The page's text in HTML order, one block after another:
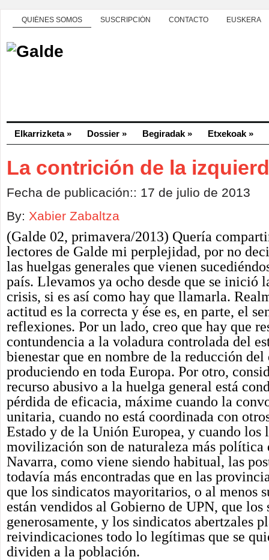
QUIÉNES SOMOS SUSCRIPCIÓN CONTACTO EUSKERA
Elkarrizketa» Dossier » Begiradak » Etxekoak »
La contrición de la
Fecha de publicación:: 17 de julio de 2013
By: Xabier Zabaltza
(Galde 02, primavera/2013) Quería
lectores de Galde mi perplejidad, por no
las huelgas generales que vienen
país. Llevamos ya ocho desde que se inició
crisis, si es así como hay que llamarla.
actitud es la correcta y ése es, en parte, el
reflexiones. Por un lado, creo que hay que
contundencia a la voladura controlada del
bienestar que en nombre de la reducción del
produciendo en toda Europa. Por otro,
recurso abusivo a la huelga general está
pérdida de eficacia, máxime cuando la
unitaria, cuando no está coordinada con
Estado y de la Unión Europea, y cuando los
movilización son de naturaleza más política
Navarra, como viene siendo habitual, las
todavía más encontradas que en las
que los sindicatos mayoritarios, o al menos
están vendidos al Gobierno de UPN, que los
generosamente, y los sindicatos abertzales
reivindicaciones todo lo legítimas que se
dividen a la población.